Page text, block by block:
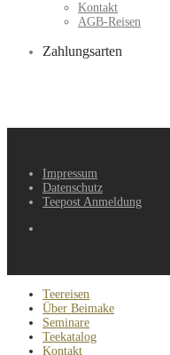
Kontakt
AGB-Reisen
Zahlungsarten
Impressum
Datenschutz
Teepost Anmeldung
Teereisen
Über Beimake
Seminare
Teekatalog
Kontakt